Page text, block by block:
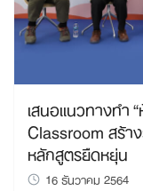
เสนอแนวทางทำ
Classroom สร้า
หลักสูตรยืดหยุ่น
16 ธันวาคม 2564